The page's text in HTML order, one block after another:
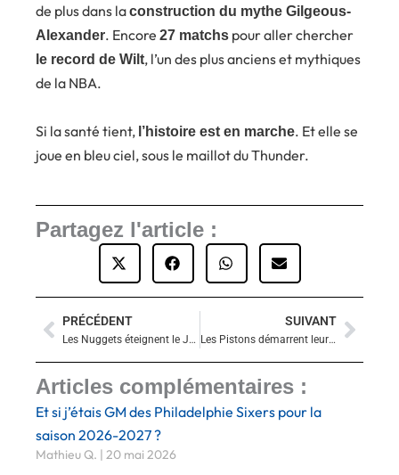
de plus dans laconstruction du mythe Gilgeous-
Alexander. Encore 27 matchs pour aller chercher
le record de Wilt, l’un des plus anciens et mythiques
de la NBA.
Si la santé tient, l’histoire est en marche. Et elle se
joue en bleu ciel, sous le maillot du Thunder.
Partagez l'article :
Précédent
PRÉCÉDENT
Les Nuggets éteignent le Jazz et Nikola Jokic grimpe dans l’histoire
SUIVANT
Les Pistons démarrent leur road trip par un succès solide à Portland
Articles complémentaires :
Et si j’étais GM des Philadelphie Sixers pour la
saison 2026-2027 ?
Mathieu Q. 20 mai 2026